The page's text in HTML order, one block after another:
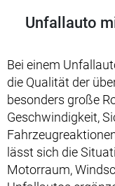
Unfallauto
Bei einem
die Qualität der
besonders große
Geschwindigkeit,
lässt sich die
Motorraum,